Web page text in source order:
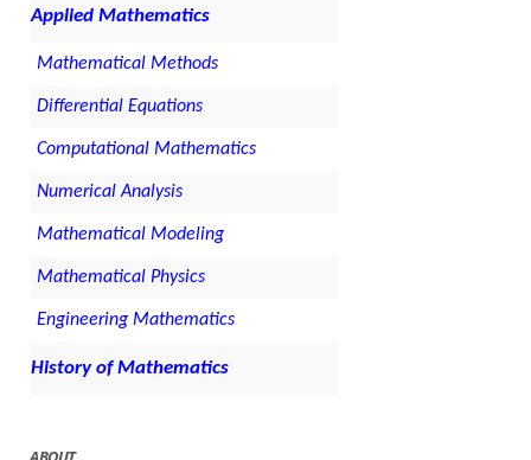
Applied Mathematics
Mathematical Methods
Differential Equations
Computational Mathematics
Numerical Analysis
Mathematical Modeling
Mathematical Physics
Engineering Mathematics
History of Mathematics